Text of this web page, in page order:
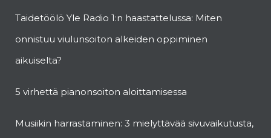
Taidetöölö Yle Radio 1:n haastattelussa: Miten
onnistuu viulunsoiton alkeiden oppiminen
aikuiselta?
5 virhettä pianonsoiton aloittamisessa
Musiikin harrastaminen: 3 mielyttävää sivuvaikutusta,